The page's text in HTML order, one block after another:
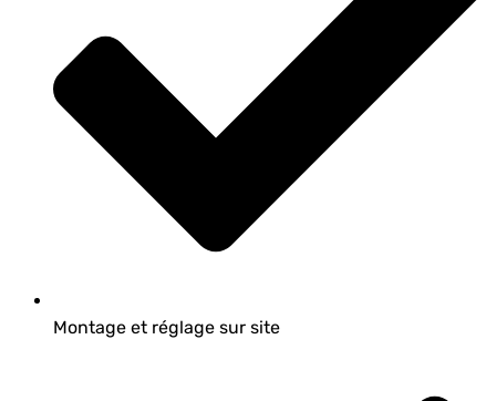
Montage et réglage sur site